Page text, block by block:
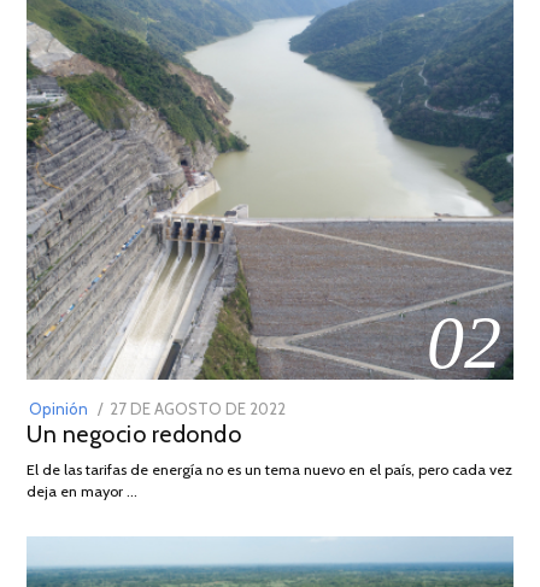
02
Opinión
POSTED
ON
27 DE AGOSTO DE 2022
DE
Un negocio redondo
El de las tarifas de energía no es un tema nuevo en el país, pero cada vez
deja en mayor …